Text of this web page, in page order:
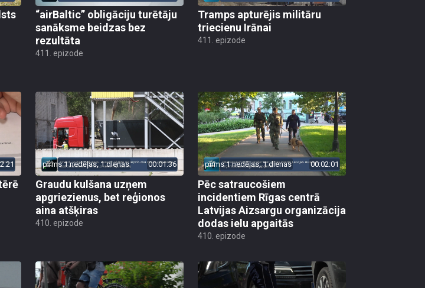
“airBaltic” obligāciju turētāju
sanāksme beidzas bez
rezultāta
411. epizode
Tramps apturējis militāru
triecienu Irānai
411. epizode
pirms 1 nedēļas, 1 dienas 00:01:36
Graudu kulšana uzņem
apgriezienus, bet reģionos
aina atšķiras
410. epizode
pirms 1 nedēļas, 1 dienas 00:02:01
Pēc satraucošiem
incidentiem Rīgas centrā
Latvijas Aizsargu organizācija
dodas ielu apgaitās
410. epizode